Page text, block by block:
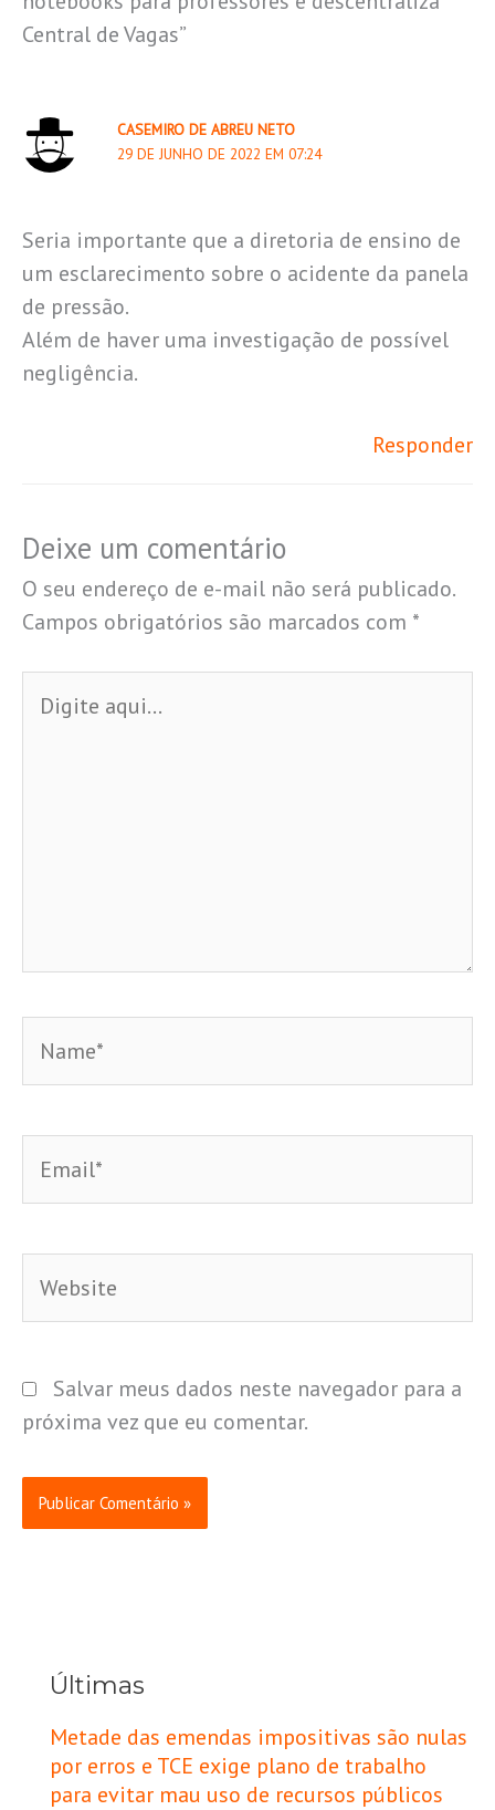
Central de Vagas”
CASEMIRO DE ABREU NETO
29 DE JUNHO DE 2022 EM 07:24
Seria importante que a diretoria de ensino de
um esclarecimento sobre o acidente da panela
de pressão.
Além de haver uma investigação de possível
negligência.
Responder
Deixe um comentário
O seu endereço de e-mail não será publicado.
Campos obrigatórios são marcados com *
aqui...
Salvar meus dados neste navegador para a
próxima vez que eu comentar.
Últimas
Metade das emendas impositivas são nulas
por erros e TCE exige plano de trabalho
para evitar mau uso de recursos públicos